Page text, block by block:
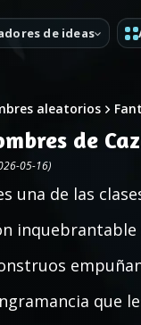
de ideas
aleatorios
de
05-16)
una de las
que